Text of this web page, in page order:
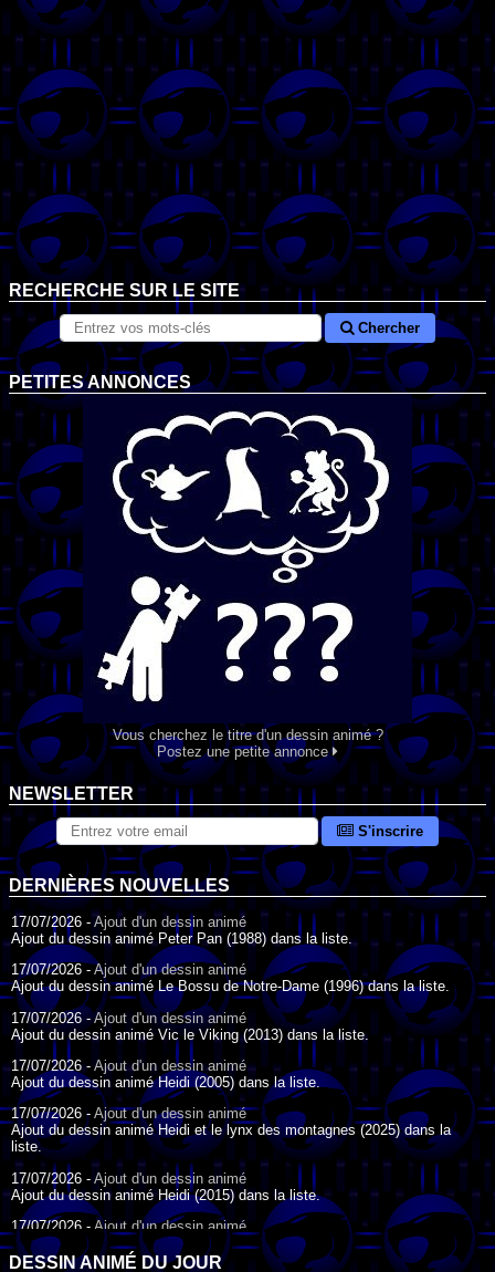
RECHERCHE SUR LE SITE
Chercher
PETITES ANNONCES
Vous cherchez le titre d'un dessin animé ?
Postez une petite annonce
NEWSLETTER
S'inscrire
DERNIÈRES NOUVELLES
17/07/2026 - Ajout d'un dessin animé
Ajout du dessin animé Peter Pan (1988) dans la liste.
17/07/2026 -Ajout d'un dessin animé
Ajout du dessin animé Le Bossu de Notre-Dame (1996) dans la liste.
17/07/2026 -Ajout d'un dessin animé
Ajout du dessin animé Vic le Viking (2013) dans la liste.
17/07/2026 -Ajout d'un dessin animé
Ajout du dessin animé Heidi (2005) dans la liste.
17/07/2026 - Ajout d'un dessin animé
Ajout du dessin animé Heidi et le lynx des montagnes (2025) dans la
liste.
17/07/2026 - Ajout d'un dessin animé
Ajout du dessin animé Heidi (2015) dans la liste.
17/07/2026 - Ajout d'un dessin animé
Ajout du dessin animé Heidi (1995) dans la liste.
DESSIN ANIMÉ DU JOUR